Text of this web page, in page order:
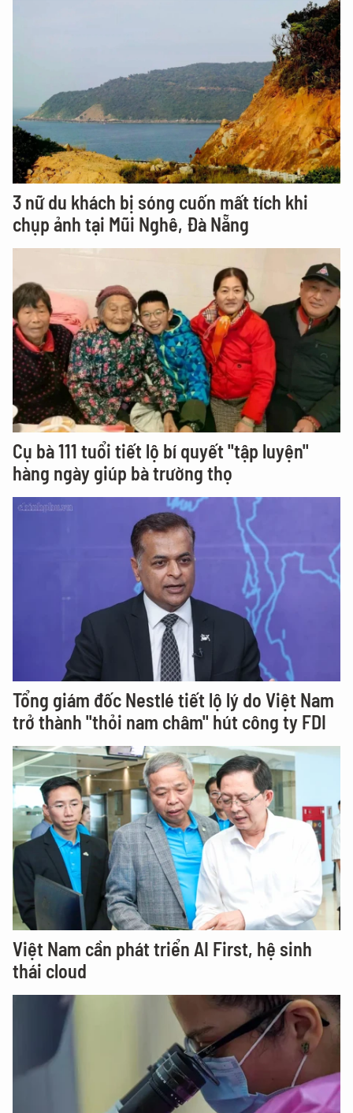
3 nữ du khách bị sóng cuốn mất tích khi
chụp ảnh tại Mũi Nghê, Đà Nẵng
Cụ bà 111 tuổi tiết lộ bí quyết "tập luyện"
hàng ngày giúp bà trường thọ
Tổng giám đốc Nestlé tiết lộ lý do Việt Nam
trở thành "thỏi nam châm" hút công ty FDI
Việt Nam cần phát triển AI First, hệ sinh
thái cloud